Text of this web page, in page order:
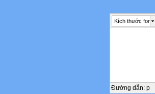
Kích thước font
Đường dẫn: p